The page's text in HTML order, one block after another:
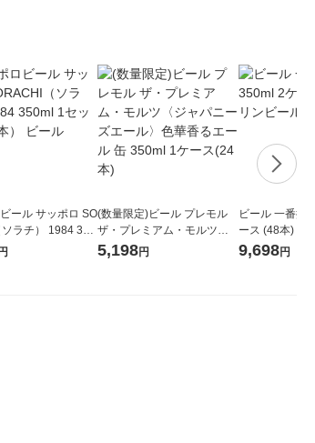
ール サッポロ SO
ラチ） 1984 350
（24本） ビール
円
(数量限定)ビール プレモル
ザ・プレミアム・モルツ
〈ジャパニーズエール〉色
5,198円
ビール 一番搾
ース (48本) キ
ビール
9,698円